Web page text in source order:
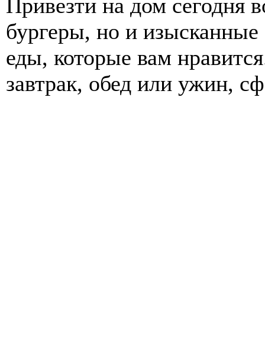
Привезти на дом сегодня
бургеры, но и изысканные
еды, которые вам
завтрак, обед или ужин,